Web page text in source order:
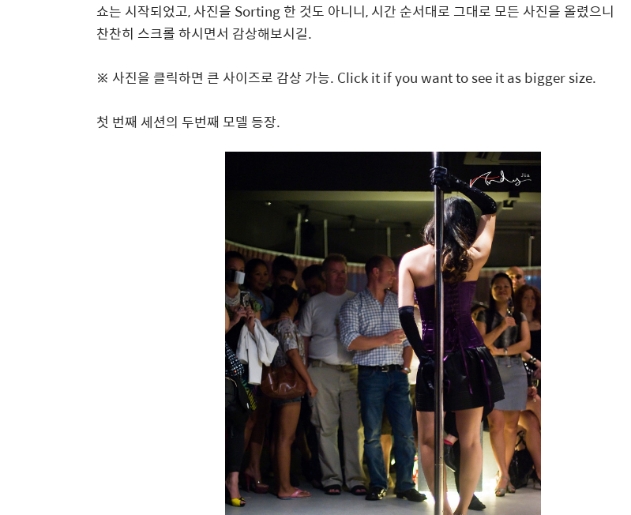
쇼는 시작되었고, 사진을 Sorting 한 것도 아니니, 시간 순서대로 그대로 모든 사진을 올렸으니
찬찬히 스크롤 하시면서 감상해보시길.
※ 사진을 클릭하면 큰 사이즈로 감상 가능. Click it if you want to see it as bigger size.
첫 번째 세션의 두번째 모델 등장.